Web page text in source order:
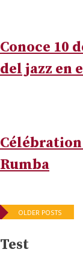
Conoce 10
del jazz en
Célébration
Rumba
Posts
navigation
OLDER POSTS
Test